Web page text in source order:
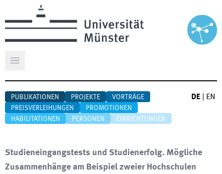
Hauptmenü öffnen
PUBLIKATIONEN PROJEKTE
VORTRÄGE
PREISVERLEIHUNGEN
PROMOTIONEN
HABILITATIONEN
PERSONEN EINRICHTUNGEN
DE EN
Studieneingangstests und Studienerfolg. Mögliche
Zusammenhänge am Beispiel zweier Hochschulen